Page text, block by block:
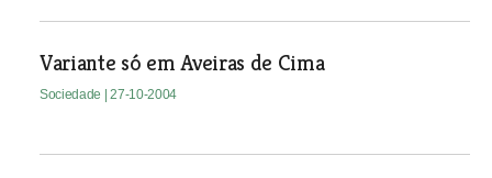
Variante só em Aveiras de Cima
Sociedade | 27-10-2004